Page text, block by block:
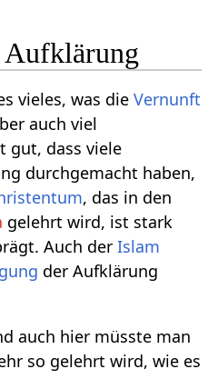
Aufklärung
vieles, was dieVernunft
auch viel
gut, dass viele
durchgemacht haben,
, das in den
gelehrt wird, ist stark
Auch derIslam
der Aufklärung
auch hier müsste man
so gelehrt wird, wie es